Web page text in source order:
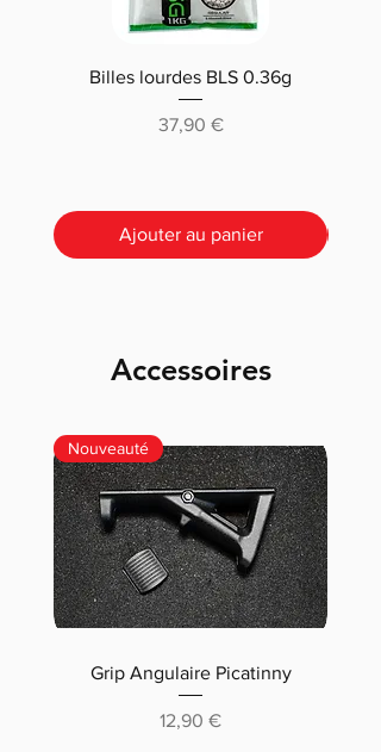
Billes lourdes BLS 0.36g
Prix
37,90 €
Ajouter au panier
Accessoires
Nouveauté
Grip Angulaire Picatinny
Prix
12,90 €